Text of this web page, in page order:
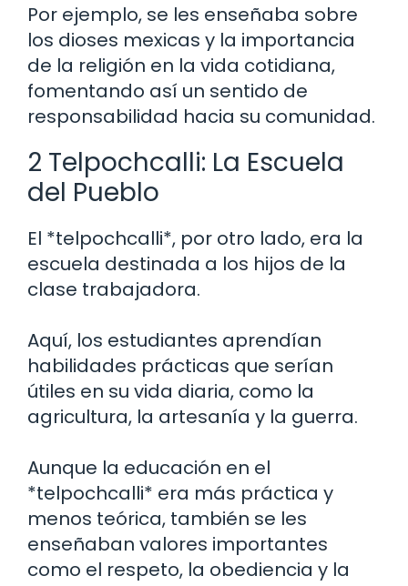
Por ejemplo, se les enseñaba sobre
los dioses mexicas y la importancia
de la religión en la vida cotidiana,
fomentando así un sentido de
responsabilidad hacia su comunidad.
2 Telpochcalli: La Escuela
del Pueblo
El *telpochcalli*, por otro lado, era la
escuela destinada a los hijos de la
clase trabajadora.
Aquí, los estudiantes aprendían
habilidades prácticas que serían
útiles en su vida diaria, como la
agricultura, la artesanía y la guerra.
Aunque la educación en el
*telpochcalli* era más práctica y
menos teórica, también se les
enseñaban valores importantes
como el respeto, la obediencia y la